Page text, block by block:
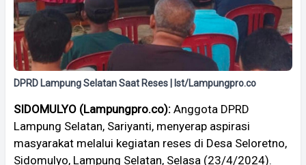
DPRD Lampung Selatan Saat Reses | Ist/Lampungpro.co
SIDOMULYO (Lampungpro.co): Anggota DPRD
Lampung Selatan, Sariyanti, menyerap aspirasi
masyarakat melalui kegiatan reses di Desa Seloretno,
Sidomulyo, Lampung Selatan, Selasa (23/4/2024).